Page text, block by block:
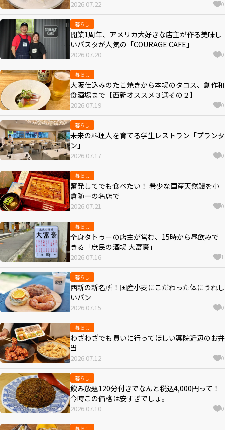
2026.07.22 0
暮らし
開業1周年、アメリカ大好きな店主が作る美味し
いパスタが人気の「COURAGE CAFE」
2026.07.20 0
暮らし
大阪仕込みのたこ焼きから本場のタコス、創作和
食酒場まで【西新オススメ３選その２】
2026.07.19 0
暮らし
未来の料理人を育てる学生レストラン「プランタ
ン」
2026.07.17 0
暮らし
奮発してでも食べたい！ 希少な国産天然鰻を小
倉随一の名店で
2026.07.21 0
暮らし
全身タトゥーの店主が営む、15時から昼飲みで
きる「庶民の酒場 大富豪」
2026.07.16 1
暮らし
西新の新名所！国産小麦にこだわった体にうれし
いパン
2026.07.15 0
暮らし
わざわざでも買いに行ってほしい薬院近辺のお弁
当
2026.07.12 0
暮らし
飲み放題120分付きでなんと税込4,000円って！
今時この価格は安すぎでしょ。
2026.07.10 0